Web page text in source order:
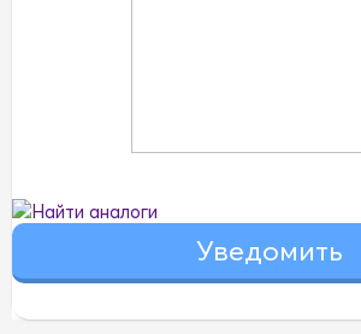
Найти аналоги